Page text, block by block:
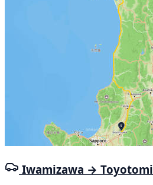
Iwamizawa → Toyotomi